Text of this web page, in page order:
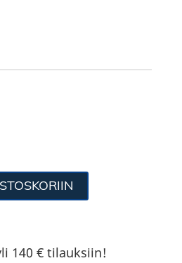
140 € tilauksiin!